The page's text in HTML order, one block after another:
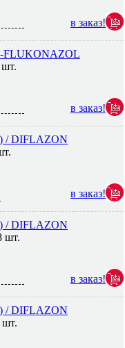
в заказ!
шт.
в заказ!
/ DIFLAZON
в заказ!
/ DIFLAZON
шт.
в заказ!
/ DIFLAZON
шт.